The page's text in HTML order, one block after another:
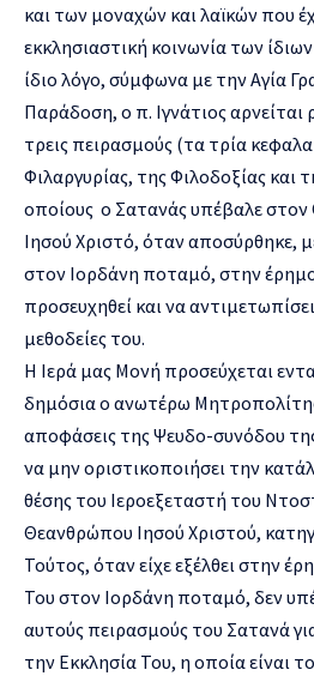
και των μοναχών και λαϊκών που
εκκλησιαστική κοινωνία των
ίδιο λόγο, σύμφωνα με την Αγία
Παράδοση, ο π. Ιγνάτιος
τρεις πειρασμούς (τα τρία
Φιλαργυρίας, της Φιλοδοξίας και
οποίους ο Σατανάς υπέβαλε
Ιησού Χριστό, όταν αποσύρθηκε,
στον Ιορδάνη ποταμό, στην
προσευχηθεί και να
μεθοδείες του.
Η Ιερά μας Μονή προσεύχεται
δημόσια ο ανωτέρω Μητροπολίτης
αποφάσεις της Ψευδο-συνόδου
να μην οριστικοποιήσει την
θέσης του Ιεροεξεταστή του
Θεανθρώπου Ιησού Χριστού,
Τούτος, όταν είχε εξέλθει στην
Του στον Ιορδάνη ποταμό, δεν
αυτούς πειρασμούς του Σατανά
την Εκκλησία Του, η οποία είναι